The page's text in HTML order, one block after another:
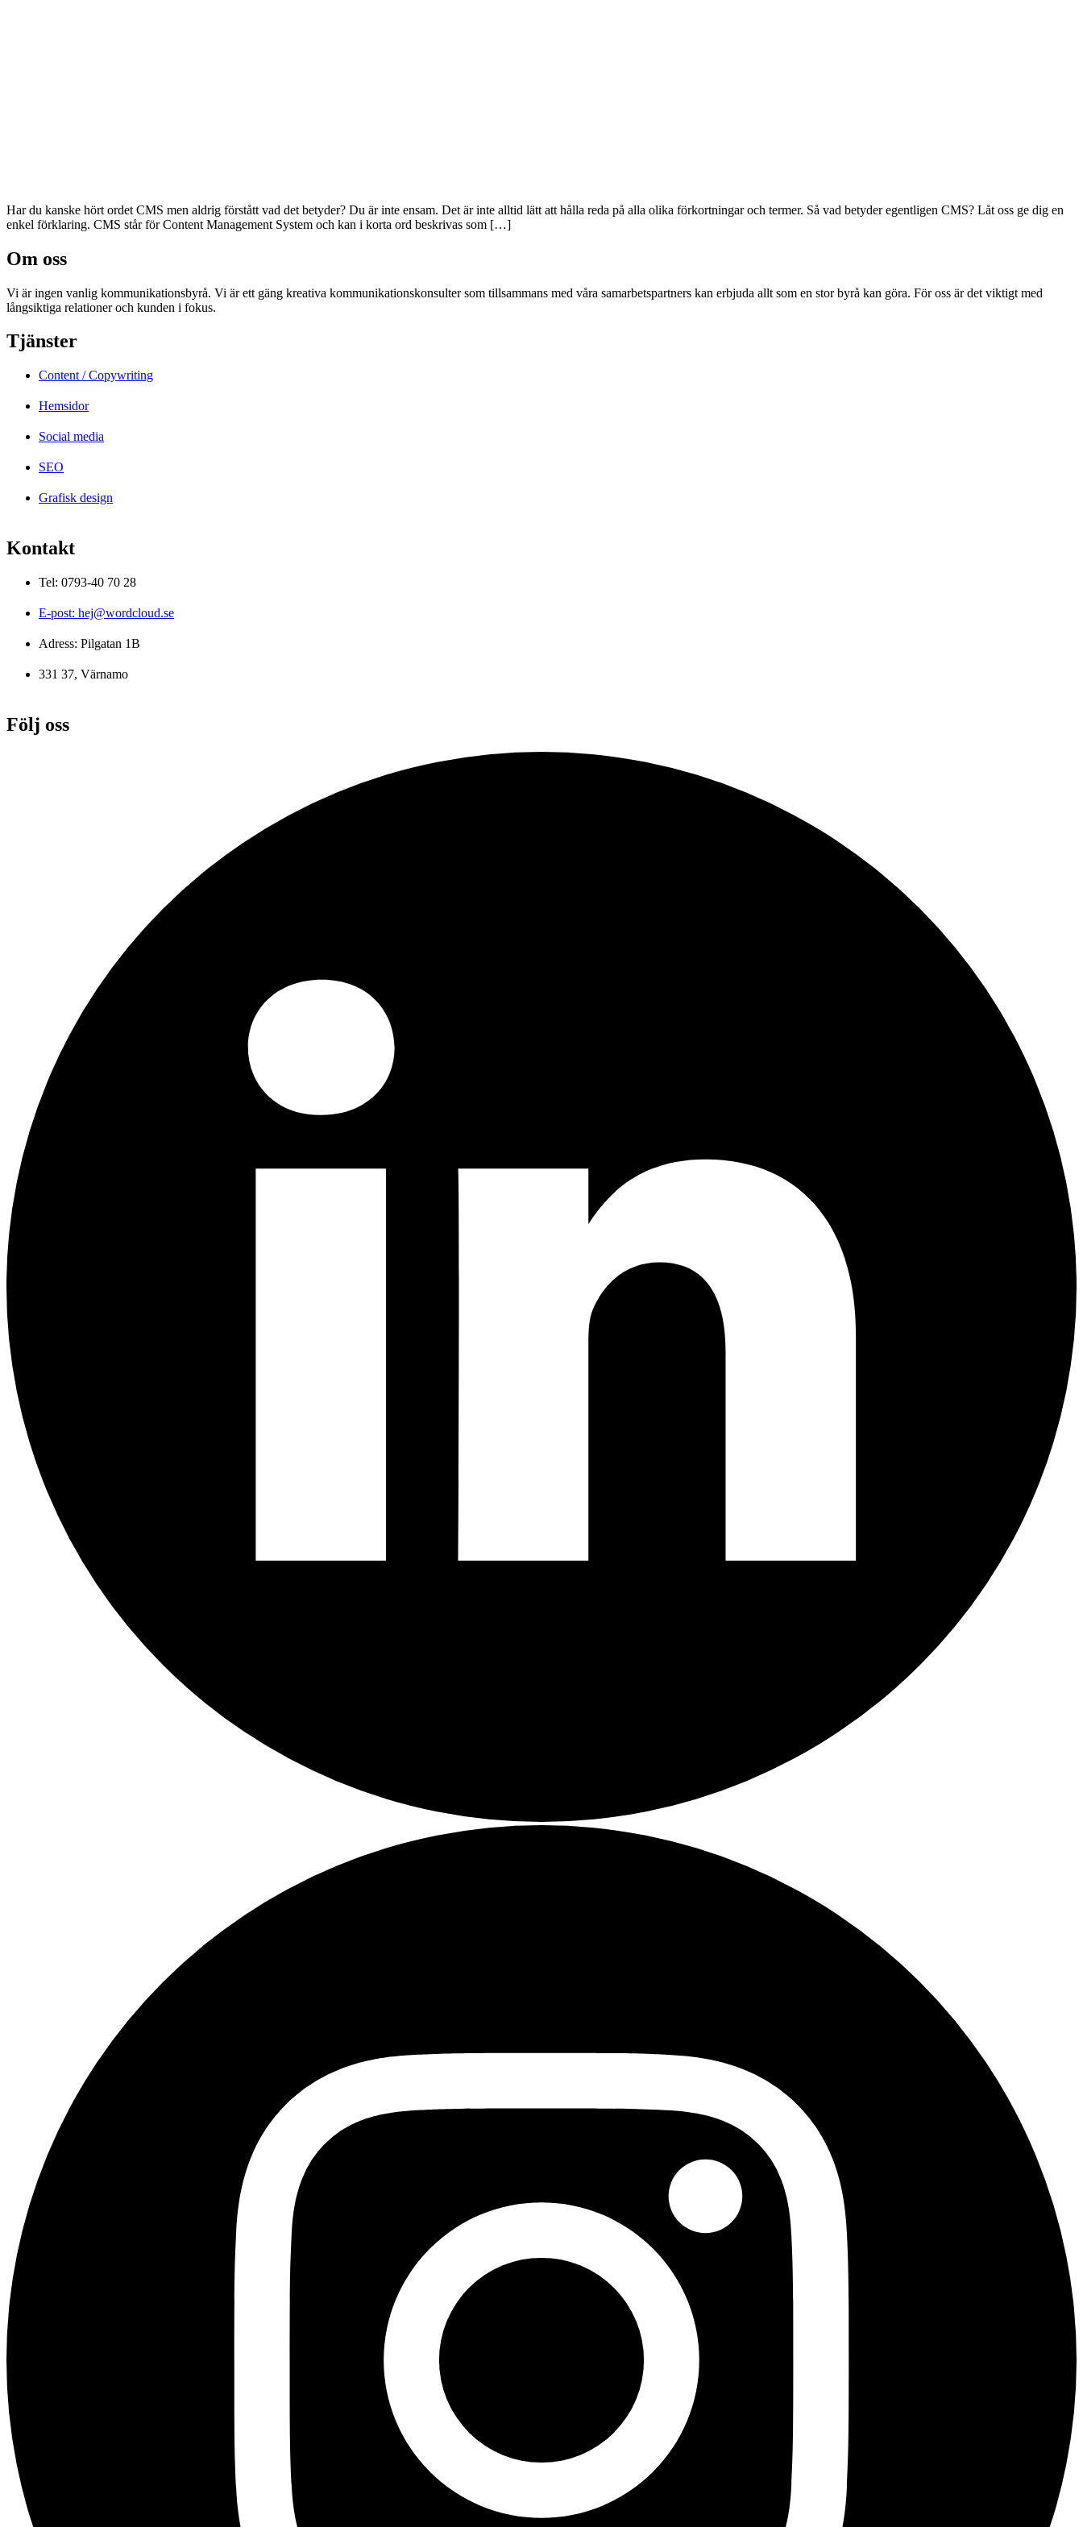
Har du kanske hört ordet CMS men aldrig förstått vad det betyder? Du är inte ensam. Det är inte alltid lätt att hålla reda på alla olika förkortningar och termer. Så vad betyder egentligen CMS? Låt oss ge dig en
enkel förklaring. CMS står för Content Management System och kan i korta ord beskrivas som […]
Om oss
Vi är ingen vanlig kommunikationsbyrå. Vi är ett gäng kreativa kommunikationskonsulter som tillsammans med våra samarbetspartners kan erbjuda allt som en stor byrå kan göra. För oss är det viktigt med
långsiktiga relationer och kunden i fokus.
Tjänster
Content / Copywriting
Hemsidor
Social media
SEO
Grafisk design
Kontakt
Tel: 0793-40 70 28
E-post: hej@wordcloud.se
Adress: Pilgatan 1B
331 37, Värnamo
Följ oss